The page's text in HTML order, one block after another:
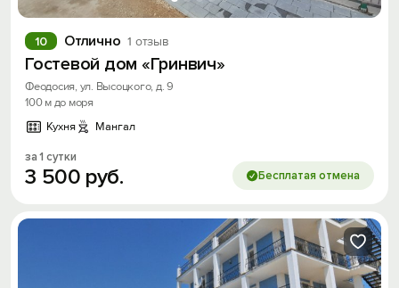
Отлично 1 отзыв
10
Гостевой дом «Гринвич»
Феодосия, ул. Высоцкого, д. 9
100 м до моря
Кухня
Мангал
за 1 сутки
3 500 руб. Бесплатая отмена